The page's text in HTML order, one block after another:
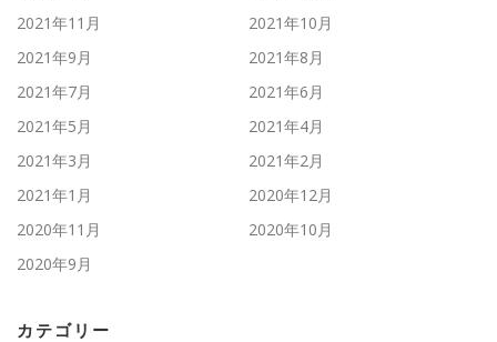
2021年11月
2021年10月
2021年9月
2021年8月
2021年7月
2021年6月
2021年5月
2021年4月
2021年3月
2021年2月
2021年1月
2020年12月
2020年11月
2020年10月
2020年9月
カテゴリー